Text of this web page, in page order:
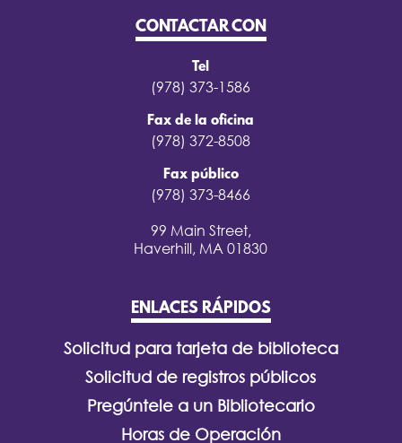
CONTACTAR CON
Tel
(978) 373-1586
Fax de la oficina
(978) 372-8508
Fax público
(978) 373-8466
99 Main Street,
Haverhill, MA 01830
ENLACES RÁPIDOS
Solicitud para tarjeta de biblioteca
Solicitud de registros públicos
Pregúntele a un Bibliotecario
Horas de Operación